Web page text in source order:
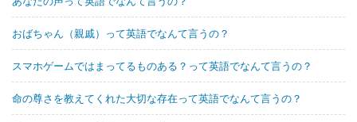
おばちゃん（親戚）って英語でなんて言うの？
スマホゲームではまってるものある？って英語でなんて言うの？
命の尊さを教えてくれた大切な存在って英語でなんて言うの？